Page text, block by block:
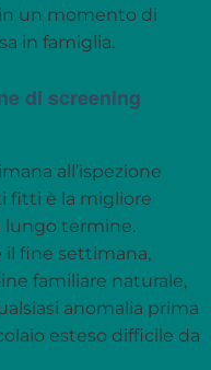
un momento di
in famiglia.
di screening
all’ispezione
fitti è la migliore
lungo termine.
il fine settimana,
familiare naturale,
anomalia prima
esteso difficile da